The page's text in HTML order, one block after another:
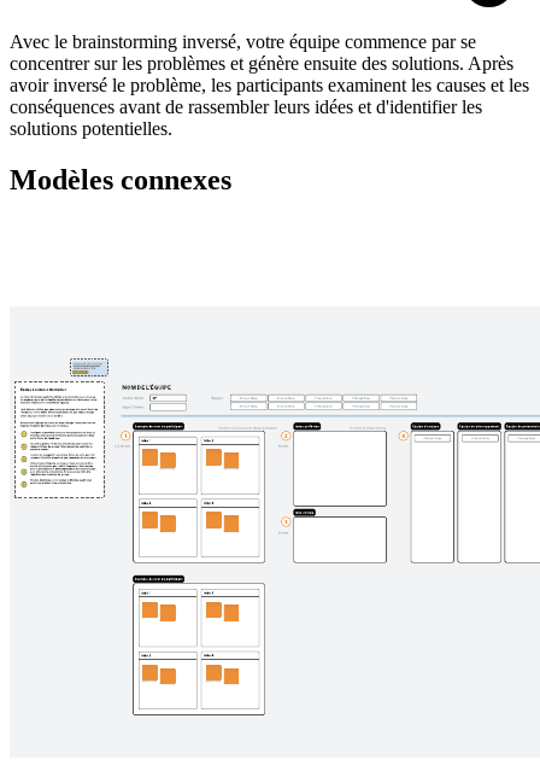
Avec le brainstorming inversé, votre équipe commence par se
concentrer sur les problèmes et génère ensuite des solutions. Après
avoir inversé le problème, les participants examinent les causes et les
conséquences avant de rassembler leurs idées et d'identifier les
solutions potentielles.
Modèles connexes